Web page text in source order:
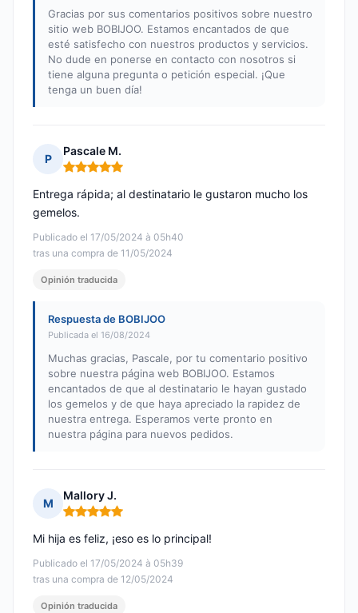
Gracias por sus comentarios positivos sobre nuestro
sitio web BOBIJOO. Estamos encantados de que
esté satisfecho con nuestros productos y servicios.
No dude en ponerse en contacto con nosotros si
tiene alguna pregunta o petición especial. ¡Que
tenga un buen día!
P
Pascale M.
Nota: 5 de 5
Publicado el 17/05/2024 à 05h40
tras una compra de 11/05/2024
Entrega rápida; al destinatario le gustaron mucho los
gemelos.
Opinión traducida
Respuesta de BOBIJOO
Publicada el 16/08/2024
Muchas gracias, Pascale, por tu comentario positivo
sobre nuestra página web BOBIJOO. Estamos
encantados de que al destinatario le hayan gustado
los gemelos y de que haya apreciado la rapidez de
nuestra entrega. Esperamos verte pronto en
nuestra página para nuevos pedidos.
M
Mallory J.
Nota: 5 de 5
Publicado el 17/05/2024 à 05h39
tras una compra de 12/05/2024
Mi hija es feliz, ¡eso es lo principal!
Opinión traducida